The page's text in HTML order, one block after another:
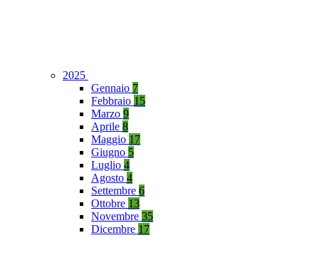
2025
Gennaio 7
Febbraio 15
Marzo 9
Aprile 8
Maggio 17
Giugno 5
Luglio 4
Agosto 4
Settembre 6
Ottobre 13
Novembre 35
Dicembre 17